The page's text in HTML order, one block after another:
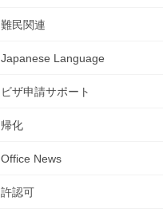
難民関連
Japanese Language
ビザ申請サポート
帰化
Office News
許認可